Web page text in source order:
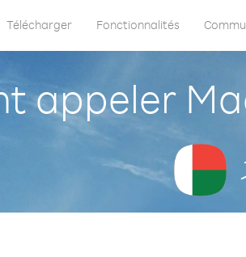
Télécharger Fonctionnalités
appeler